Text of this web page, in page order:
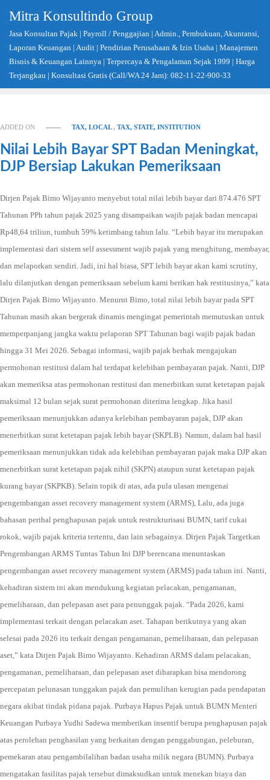
Mitra Konsultindo Group
Jasa Konsultan Pajak | Payroll / Penggajian | Admin., Pembukuan, Akuntansi,
Laporan Keuangan | Audit | Pendirian Perusahaan & Izin Usaha | Manajemen
Bisnis & Keuangan Lainnya | Terpercaya & Pengalaman Sejak 1999 | Harga
Terjangkau | Konsultasi Gratis (Call/WA 24 Jam): 082-11-22-900-33
ADDED ON TAX, LOCAL,TAX, STATE, INSTITUTION
Nilai Lebih Bayar SPT Badan Meningkat,
DJP Bersiap Lakukan Pemeriksaan
Dirjen Pajak Bimo Wijayanto menyebut total nilai lebih bayar dari 874.476 SPT
Tahunan PPh tahun pajak 2025 yang disampaikan wajib pajak badan mencapai
Rp48,64 triliun, tumbuh 59% ketimbang tahun lalu. “Lebih bayar itu merupakan
implementasi dari sistem self assessment wajib pajak yang menghitung, membayar,
dan melaporkan sendiri. Jadi, ini hal biasa, SPT lebih bayar akan kami scrutiny,
lalu dilanjutkan dengan pemeriksaan sebelum kami berikan hak restitusinya,” kata
Dirjen Pajak Bimo Wijayanto. Menurut Bimo, total nilai lebih bayar pada SPT
Tahunan masih akan bergerak dinamis mengingat pemerintah memutuskan untuk
memperpanjang jangka waktu pelaporan SPT Tahunan bagi wajib pajak badan
hingga 31 Mei 2026. Sebagai informasi, wajib pajak berhak mengajukan
permohonan restitusi dalam hal terdapat kelebihan pembayaran pajak. Nanti, DJP
akan memeriksa atas permohonan restitusi dan menerbitkan surat ketetapan pajak
maksimal 12 bulan sejak surat permohonan diterima lengkap. Jika hasil
pemeriksaan menunjukkan adanya kelebihan pembayaran pajak, DJP akan
menerbitkan surat ketetapan pajak lebih bayar (SKPLB). Namun, dalam hal hasil
pemeriksaan menunjukkan tidak ada kelebihan pembayaran pajak maka DJP akan
menerbitkan surat ketetapan pajak nihil (SKPN) ataupun surat ketetapan pajak
kurang bayar (SKPKB). Selain topik di atas, ada pula ulasan mengenai
pengembangan asset recovery management system (ARMS), Lalu, ada juga
bahasan perihal penghapusan pajak untuk restrukturisasi BUMN, tarif cukai
rokok, wajib pajak kriteria tertentu, dan lain sebagainya. Dirjen Pajak Targetkan
Pengembangan ARMS Tuntas Tahun Ini DJP berencana menuntaskan
pengembangan asset recovery management system (ARMS) pada tahun ini. Nanti,
kehadiran sistem ini akan mendukung kegiatan pelacakan, pengamanan,
pemeliharaan, dan pelepasan aset para penunggak pajak. “Pada 2026, kami
implementasi terkait dengan pelacakan aset. Tahapan berikutnya yang akan
selesai pada 2026 itu terkait dengan pengamanan, pemeliharaan, dan pelepasan
aset,” kata Dirjen Pajak Bimo Wijayanto. Kehadiran ARMS dalam pelacakan,
pengamanan, pemeliharaan, dan pelepasan aset diharapkan bisa mendorong
percepatan pelunasan tunggakan pajak dan pemulihan kerugian pada pendapatan
negara akibat tindak pidana pajak. Purbaya Hapus Pajak untuk BUMN Menteri
Keuangan Purbaya Yudhi Sadewa memberikan insentif berupa penghapusan pajak
atas perolehan penghasilan yang berkaitan dengan penggabungan, peleburan,
pemekaran atau pengambilalihan badan usaha milik negara (BUMN). Purbaya
mengatakan fasilitas pajak tersebut dimaksudkan untuk menekan biaya dan